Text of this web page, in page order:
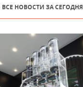
ВСЕ НОВОСТИ ЗА СЕГОДНЯ